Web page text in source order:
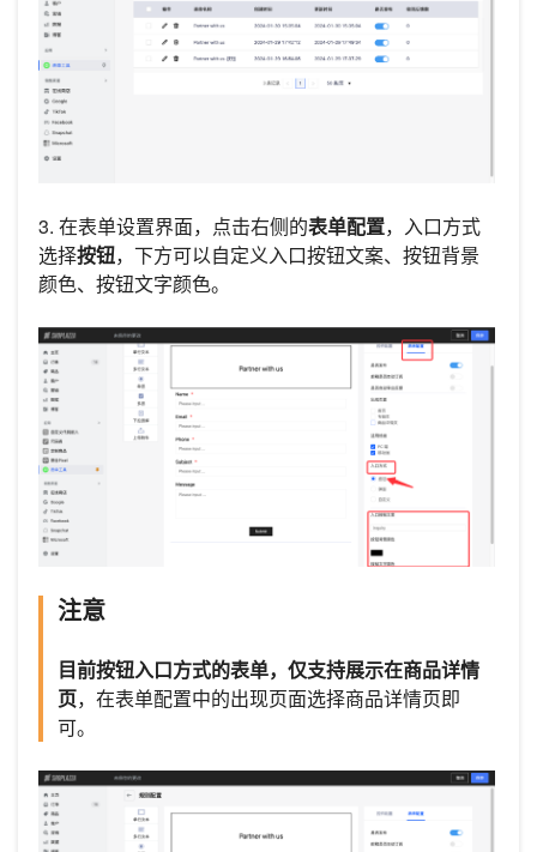
3. 在表单设置界面，点击右侧的表单配置，入口方式
选择按钮，下方可以自定义入口按钮文案、按钮背景
颜色、按钮文字颜色。
注意
目前按钮入口方式的表单，仅支持展示在商品详情
页，在表单配置中的出现页面选择商品详情页即
可。